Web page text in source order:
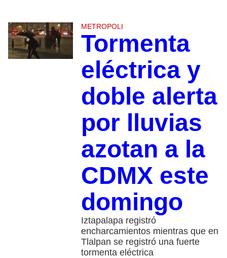
METROPOLI
Tormenta
eléctrica y
doble alerta
por lluvias
azotan a la
CDMX este
domingo
Iztapalapa registró
encharcamientos mientras que en
Tlalpan se registró una fuerte
tormenta eléctrica